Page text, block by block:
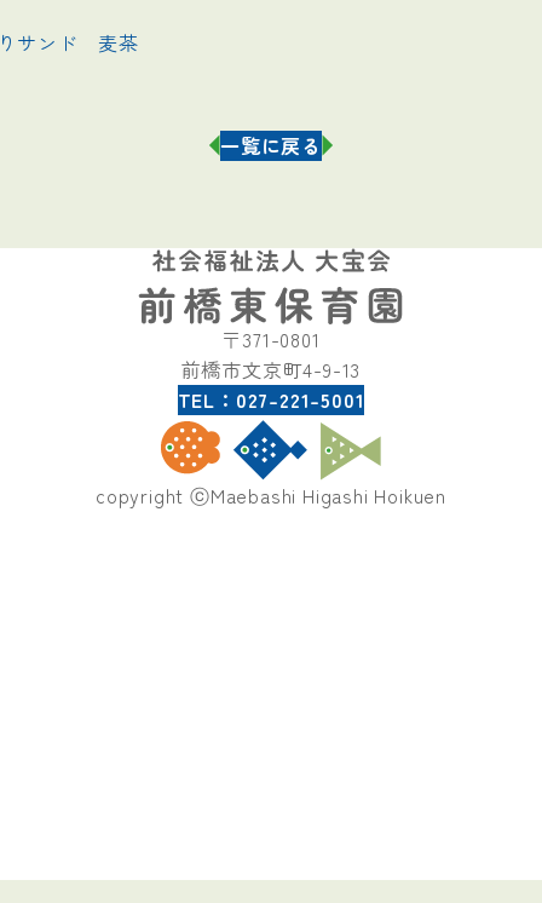
りサンド　麦茶
一覧に戻る
〒371-0801
前橋市文京町4-9-13
TEL：027-221-5001
copyright ⓒMaebashi Higashi Hoikuen